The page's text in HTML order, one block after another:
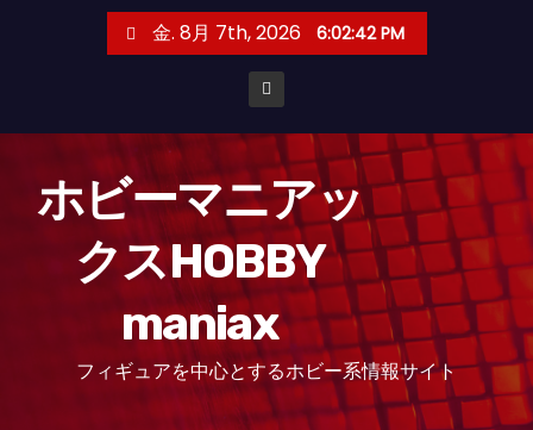
金. 8月 7th, 2026 6:02:42 PM
ホビーマニアッ
クスHOBBY
maniax
フィギュアを中心とするホビー系情報サイト